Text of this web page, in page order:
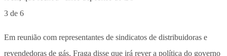
3 de 6
Em reunião com representantes de sindicatos de distribuidoras e
revendedoras de gás, Fraga disse que irá rever a política do governo